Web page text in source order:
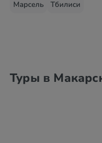
Марсель
Тбилиси
Туры в